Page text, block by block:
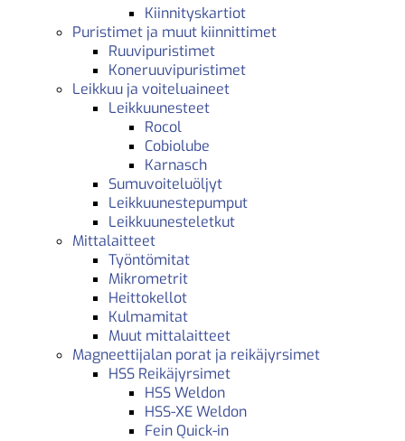
Kiinnityskartiot
Puristimet ja muut kiinnittimet
Ruuvipuristimet
Koneruuvipuristimet
Leikkuu ja voiteluaineet
Leikkuunesteet
Rocol
Cobiolube
Karnasch
Sumuvoiteluöljyt
Leikkuunestepumput
Leikkuunesteletkut
Mittalaitteet
Työntömitat
Mikrometrit
Heittokellot
Kulmamitat
Muut mittalaitteet
Magneettijalan porat ja reikäjyrsimet
HSS Reikäjyrsimet
HSS Weldon
HSS-XE Weldon
Fein Quick-in